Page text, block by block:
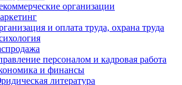
организации
и оплата труда, охрана труда
персоналом и кадровая работа
и финансы
литература